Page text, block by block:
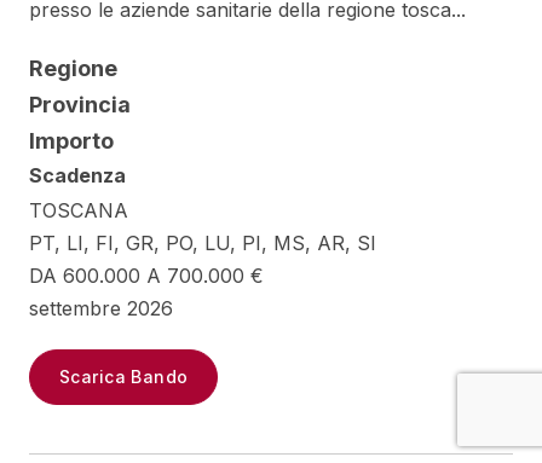
presso le aziende sanitarie della regione tosca...
Regione
Provincia
Importo
Scadenza
TOSCANA
PT, LI, FI, GR, PO, LU, PI, MS, AR, SI
DA 600.000 A 700.000 €
settembre 2026
Scarica Bando